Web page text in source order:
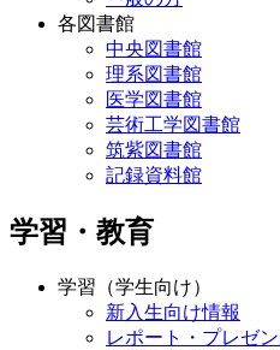
各図書館
中央図書館
理系図書館
医学図書館
芸術工学図書館
筑紫図書館
記録資料館
学習・教育
学習（学生向け）
新入生向け情報
レポート・プレゼ